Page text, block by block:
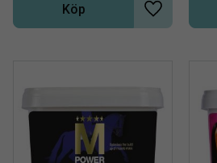
Lägg till i
Köp